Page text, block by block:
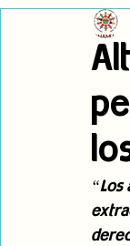
Cambio climático
“Los